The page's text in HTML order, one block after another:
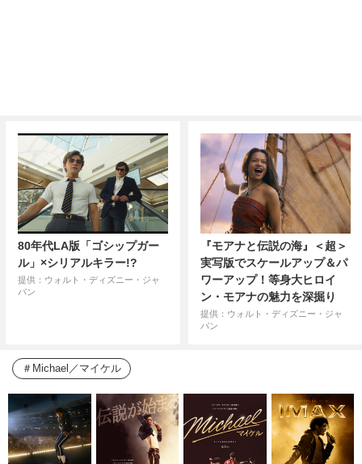
80年代LA版「ゴシップガー
ル」×シリアルキラー!?
提供：ウォルト・ディズニー・ジャ
パン
『モアナと伝説の海』＜超＞
実写版でスケールアップ＆パ
ワーアップ！等身大ヒロイ
ン・モアナの魅力を深掘り
提供：ウォルト・ディズニー・ジャ
パン
Michael／マイケル